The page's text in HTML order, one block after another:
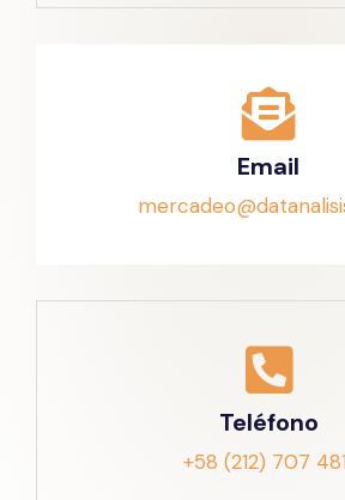
Email
Teléfono
+58 (212) 707